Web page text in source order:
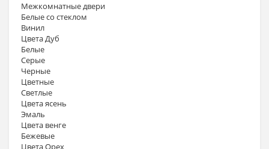
Межкомнатные двери
Белые со стеклом
Винил
Цвета Дуб
Белые
Серые
Черные
Цветные
Светлые
Цвета ясень
Эмаль
Цвета венге
Бежевые
Цвета Орех